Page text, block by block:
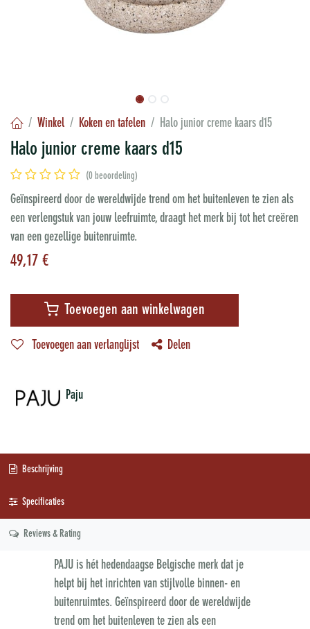
Winkel Koken en tafelen Halo junior creme kaars d15
Halo junior creme kaars d15
(0 beoordeling)
Geïnspireerd door de wereldwijde trend om het buitenleven te zien als
een verlengstuk van jouw leefruimte, draagt het merk bij tot het creëren
van een gezellige buitenruimte.
49,17 €
Toevoegen aan winkelwagen
Toevoegen aan verlanglijst Delen
Paju
Beschrijving
Specificaties
Reviews & Rating
PAJU is hét hedendaagse Belgische merk dat je
helpt bij het inrichten van stijlvolle binnen- en
buitenruimtes. Geïnspireerd door de wereldwijde
trend om het buitenleven te zien als een